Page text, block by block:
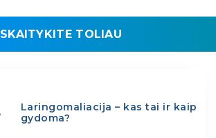
SKAITYKITE TOLIAU
Laringomaliacija – kas tai ir kaip
gydoma?